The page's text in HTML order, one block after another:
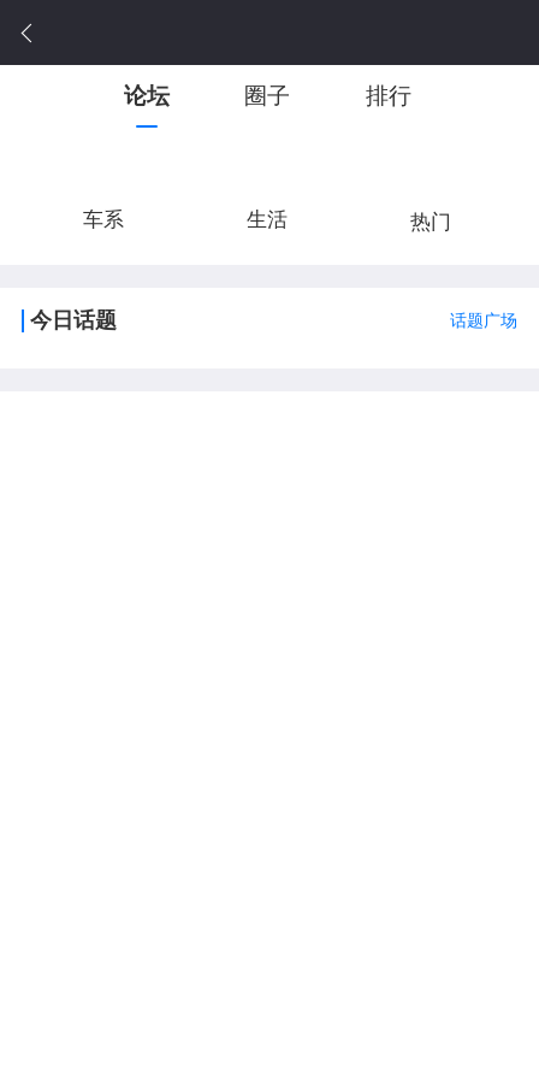
论坛 圈子 排行
车系 生活 热门
今日话题 话题广场